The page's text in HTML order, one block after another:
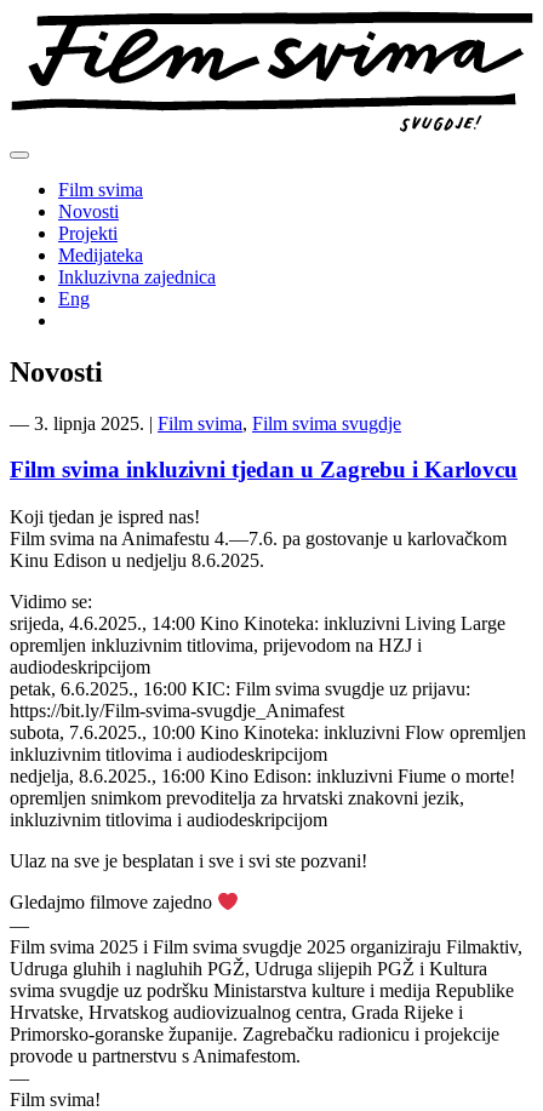
Preskoči
sadržaj
Film svima
Novosti
Projekti
Medijateka
Inkluzivna zajednica
Eng
Novosti
― 3. lipnja 2025. | Film svima, Film svima svugdje
Film svima inkluzivni tjedan u Zagrebu i Karlovcu
Koji tjedan je ispred nas!
Film svima na Animafestu 4.—7.6. pa gostovanje u karlovačkom
Kinu Edison u nedjelju 8.6.2025.
Vidimo se:
srijeda, 4.6.2025., 14:00 Kino Kinoteka: inkluzivni Living Large
opremljen inkluzivnim titlovima, prijevodom na HZJ i
audiodeskripcijom
petak, 6.6.2025., 16:00 KIC: Film svima svugdje uz prijavu:
https://bit.ly/Film-svima-svugdje_Animafest
subota, 7.6.2025., 10:00 Kino Kinoteka: inkluzivni Flow opremljen
inkluzivnim titlovima i audiodeskripcijom
nedjelja, 8.6.2025., 16:00 Kino Edison: inkluzivni Fiume o morte!
opremljen snimkom prevoditelja za hrvatski znakovni jezik,
inkluzivnim titlovima i audiodeskripcijom
Ulaz na sve je besplatan i sve i svi ste pozvani!
Gledajmo filmove zajedno
—
Film svima 2025 i Film svima svugdje 2025 organiziraju Filmaktiv,
Udruga gluhih i nagluhih PGŽ, Udruga slijepih PGŽ i Kultura
svima svugdje uz podršku Ministarstva kulture i medija Republike
Hrvatske, Hrvatskog audiovizualnog centra, Grada Rijeke i
Primorsko-goranske županije. Zagrebačku radionicu i projekcije
provode u partnerstvu s Animafestom.
—
Film svima!